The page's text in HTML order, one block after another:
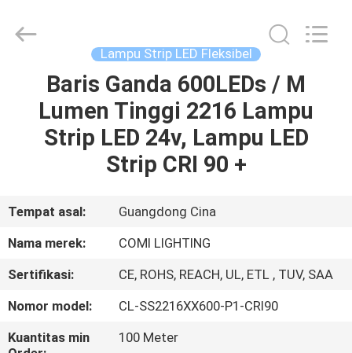
RUMAH
PRODUK
KAMI
PABRIK
KONTROL
COMI
LIGHTING
Lampu Strip LED Fleksibel
Baris Ganda 600LEDs / M
Lumen Tinggi 2216 Lampu
Strip LED 24v, Lampu LED
Strip CRI 90 +
Tempat asal:
Guangdong Cina
Nama merek:
COMI LIGHTING
Sertifikasi:
CE, ROHS, REACH, UL, ETL , TUV, SAA
Nomor model:
CL-SS2216XX600-P1-CRI90
Kuantitas min
100 Meter